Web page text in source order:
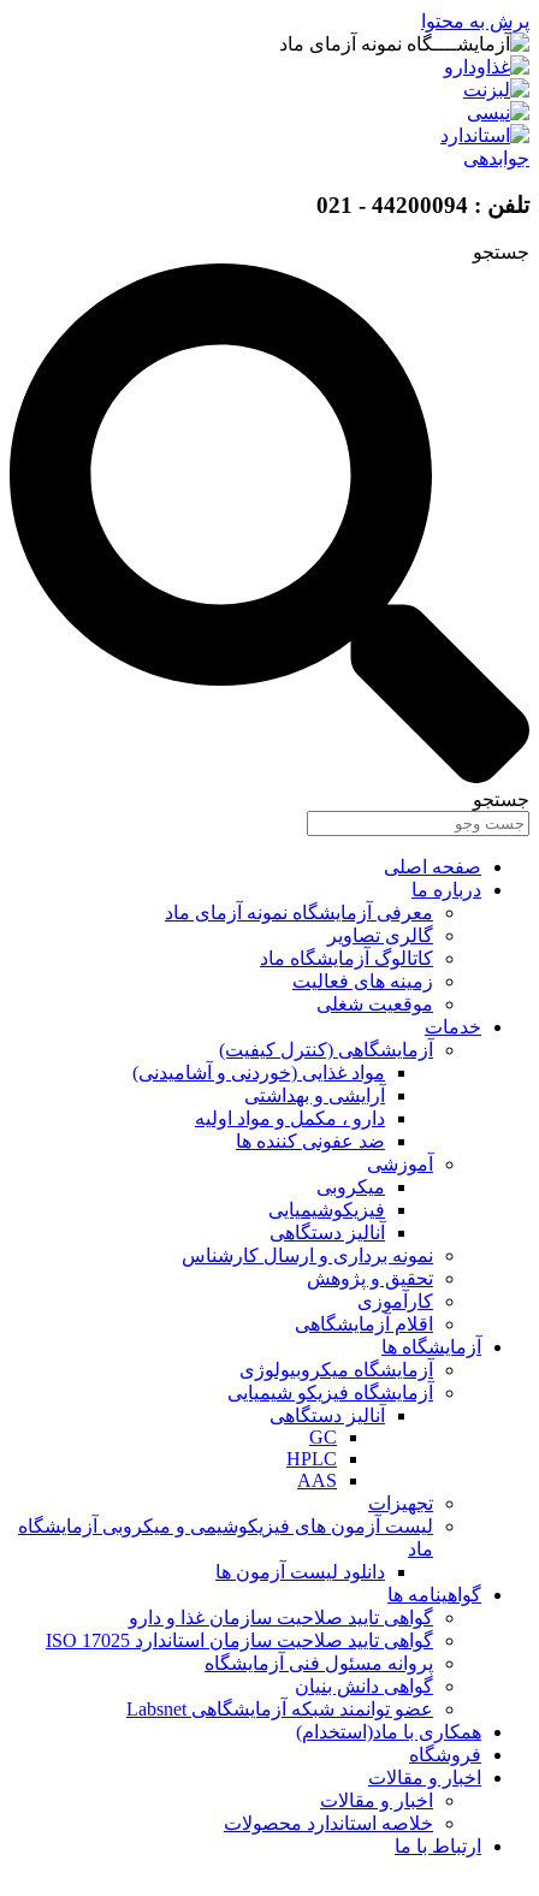
پرش به محتوا
جوابدهی
تلفن : 44200094 - 021
جستجو
جستجو
صفحه اصلی
درباره ما
معرفی آزمایشگاه نمونه آزمای ماد
گالری تصاویر
کاتالوگ آزمایشگاه ماد
زمینه های فعالیت
موقعیت شغلی
خدمات
آزمایشگاهی (کنترل کیفیت)
مواد غذایی (خوردنی و آشامیدنی)
آرایشی و بهداشتی
دارو ، مکمل و مواد اولیه
ضد عفونی کننده ها
آموزشی
میکروبی
فیزیکوشیمیایی
آنالیز دستگاهی
نمونه برداری و ارسال کارشناس
تحقیق و پژوهش
کارآموزی
اقلام آزمایشگاهی
آزمایشگاه ها
آزمایشگاه میکروبیولوژی
آزمایشگاه فیزیکو شیمیایی
آنالیز دستگاهی
GC
HPLC
AAS
تجهیزات
لیست آزمون های فیزیکوشیمی و میکروبی آزمایشگاه
ماد
دانلود لیست آزمون ها
گواهینامه ها
گواهی تایید صلاحیت سازمان غذا و دارو
گواهی تایید صلاحیت سازمان استاندارد ISO 17025
پروانه مسئول فنی آزمایشگاه
گواهی دانش بنیان
عضو توانمند شبکه آزمایشگاهی Labsnet
همکاری با ماد(استخدام)
فروشگاه
اخبار و مقالات
اخبار و مقالات
خلاصه استاندارد محصولات
ارتباط با ما